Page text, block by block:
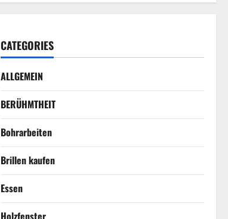
CATEGORIES
ALLGEMEIN
BERÜHMTHEIT
Bohrarbeiten
Brillen kaufen
Essen
Holzfenster